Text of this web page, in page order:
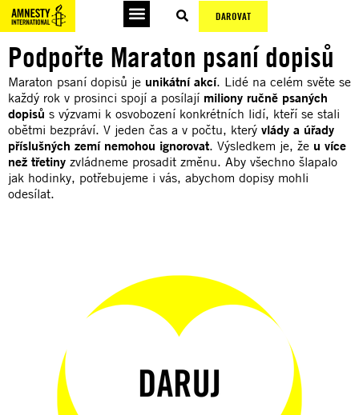
DAROVAT
Podpořte Maraton psaní dopisů
Maraton psaní dopisů je unikátní akcí. Lidé na celém světe se
každý rok v prosinci spojí a posílají miliony ručně psaných
dopisů s výzvami k osvobození konkrétních lidí, kteří se stali
obětmi bezpráví. V jeden čas a v počtu, který vlády a úřady
příslušných zemí nemohou ignorovat. Výsledkem je, že u více
než třetiny zvládneme prosadit změnu. Aby všechno šlapalo
jak hodinky, potřebujeme i vás, abychom dopisy mohli
odesílat.